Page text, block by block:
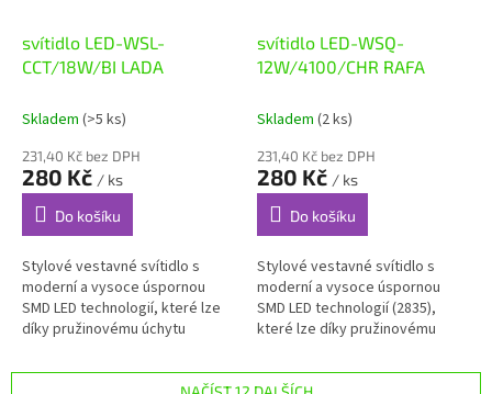
svítidlo LED-WSL-
CCT/18W/BI LADA
Skladem (>5 ks)
231,40 Kč bez DPH
280 Kč / ks
Do košíku
Stylové vestavné svítidlo s
moderní a vysoce úspornou
SMD LED technologií, které lze
díky pružinovému úchytu
sádrokartonu, je vyrobeno z
svítidlo LED-WSQ-
12W/4100/CHR RAFA
Skladem (2 ks)
231,40 Kč bez DPH
280 Kč / ks
Do košíku
Stylové vestavné svítidlo s
moderní a vysoce úspornou
SMD LED technologií (2835),
které lze díky pružinovému
např. do sádrokartonu, je